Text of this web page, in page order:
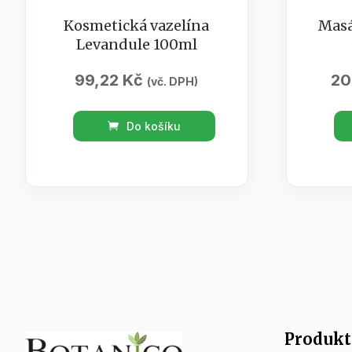
Kosmetická vazelína
Levandule 100ml
99,22 Kč (vč. DPH)
Kosmetická
vazelína
Do košíku
gel